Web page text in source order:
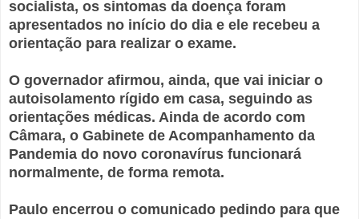
socialista, os sintomas da doença foram
apresentados no início do dia e ele recebeu a
orientação para realizar o exame.
O governador afirmou, ainda, que vai iniciar o
autoisolamento rígido em casa, seguindo as
orientações médicas. Ainda de acordo com
Câmara, o Gabinete de Acompanhamento da
Pandemia do novo coronavírus funcionará
normalmente, de forma remota.
Paulo encerrou o comunicado pedindo para que